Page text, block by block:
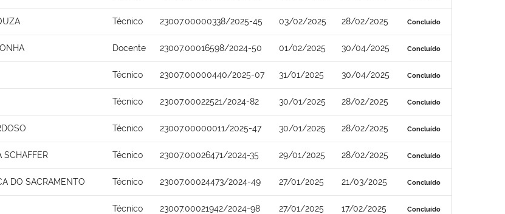
Técnico 23007.00000338/2025-45 03/02/2025 28/02/2025 Concluído
Docente 23007.00016598/2024-50 01/02/2025 30/04/2025 Concluído
Técnico 23007.00000440/2025-07 31/01/2025 30/04/2025 Concluído
Técnico 23007.00022521/2024-82 30/01/2025 28/02/2025 Concluído
Técnico 23007.00000011/2025-47 30/01/2025 28/02/2025 Concluído
SCHAFFER Técnico 23007.00026471/2024-35 29/01/2025 28/02/2025 Concluído
DO SACRAMENTO Técnico 23007.00024473/2024-49 27/01/2025 21/03/2025 Concluído
Técnico 23007.00021942/2024-98 27/01/2025 17/02/2025 Concluído